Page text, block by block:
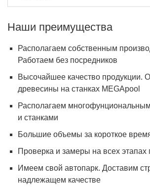
Наши преимущества
Располагаем собственным
Работаем без посредников
Высочайшее качество продукции.
древесины на станках MEGApool
Располагаем
и станками
Большие объемы за короткое
Проверка и замеры на всех этапах
Имеем свой автопарк. Доставим
надлежащем качестве